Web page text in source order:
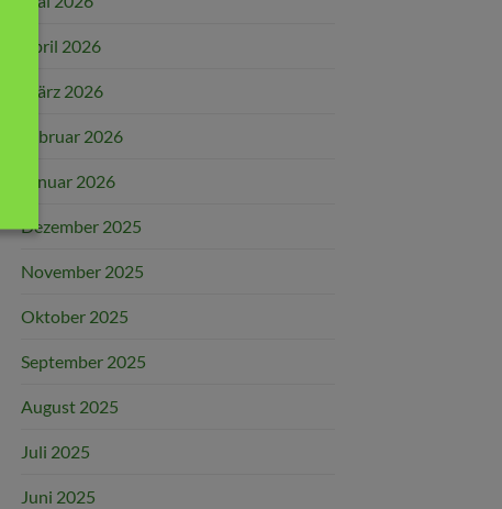
April 2026
März 2026
Februar 2026
Januar 2026
Dezember 2025
November 2025
Oktober 2025
September 2025
August 2025
Juli 2025
Juni 2025